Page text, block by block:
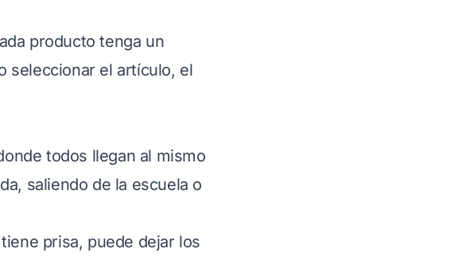
producto tenga un
seleccionar el artículo, el
todos llegan al mismo
saliendo de la escuela o
prisa, puede dejar los